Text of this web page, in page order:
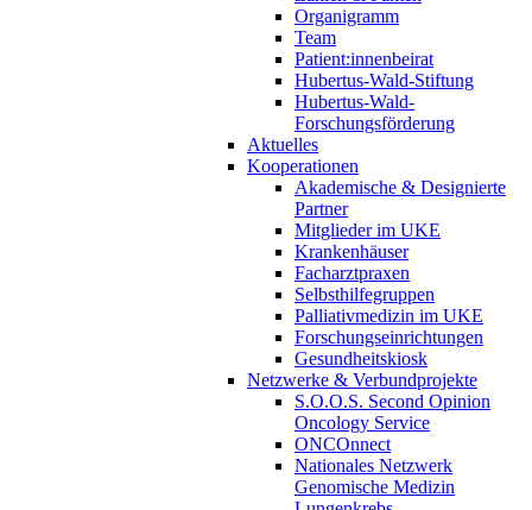
Organigramm
Team
Patient:innenbeirat
Hubertus-Wald-Stiftung
Hubertus-Wald-
Forschungsförderung
Aktuelles
Kooperationen
Akademische & Designierte
Partner
Mitglieder im UKE
Krankenhäuser
Facharztpraxen
Selbsthilfegruppen
Palliativmedizin im UKE
Forschungseinrichtungen
Gesundheitskiosk
Netzwerke & Verbundprojekte
S.O.O.S. Second Opinion
Oncology Service
ONCOnnect
Nationales Netzwerk
Genomische Medizin